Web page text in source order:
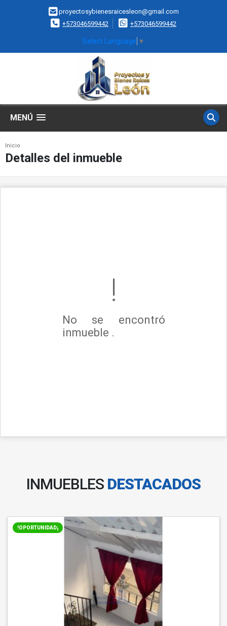
proyectosybienesraicesleon@gmail.com
+573046599442
+573046599442
Select Language ▼
MENÚ
Inicio
Detalles del inmueble
No se encontró
inmueble .
INMUEBLES DESTACADOS
!OPORTUNIDAD¡